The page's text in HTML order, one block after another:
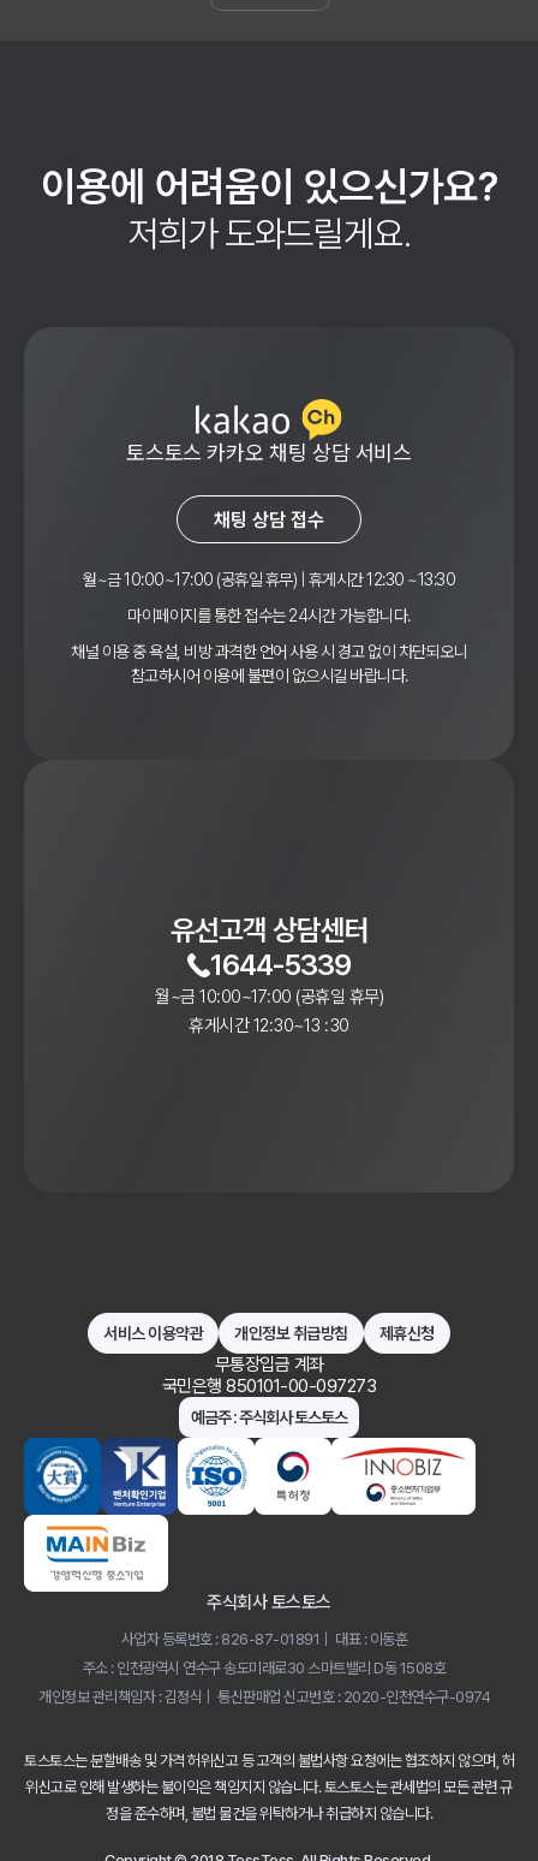
이용에 어려움이 있으신가요?
저희가 도와드릴게요.
토스토스 카카오 채팅 상담 서비스
채팅 상담 접수
월~금 10:00~17:00 (공휴일 휴무) | 휴게시간 12:30 ~13:30
마이페이지를 통한 접수는 24시간 가능합니다.
채널 이용 중 욕설, 비방 과격한 언어 사용 시 경고 없이 차단되오니
참고하시어 이용에 불편이 없으시길 바랍니다.
유선고객 상담센터
1644-5339
월~금 10:00~17:00 (공휴일 휴무)
휴게시간 12:30~13 :30
서비스 이용약관 개인정보 취급방침 제휴신청
주식회사 토스토스
사업자 등록번호 : 826-87-01891
대표 : 이동훈
주소 : 인천광역시 연수구 송도미래로30 스마트밸리 D동 1508호
개인정보 관리책임자 : 김정식
통신판매업 신고번호 : 2020-인천연수구-0974
토스토스는 분할배송 및 가격 허위신고 등 고객의 불법사항 요청에는 협조하지 않으며, 허
위신고로 인해 발생하는 불이익은 책임지지 않습니다.토스토스는 관세법의 모든 관련 규
정을 준수하며, 불법 물건을 위탁하거나 취급하지 않습니다.
무통장입금 계좌
국민은행 850101-00-097273
예금주 : 주식회사 토스토스